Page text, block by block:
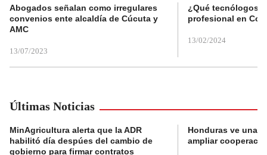
Abogados señalan como irregulares
convenios ente alcaldía de Cúcuta y
AMC
13/07/2023
¿Qué tecnólogos
profesional en
13/02/2024
Últimas Noticias
MinAgricultura alerta que la ADR
habilitó día despúes del cambio de
gobierno para firmar contratos
Honduras ve una
ampliar